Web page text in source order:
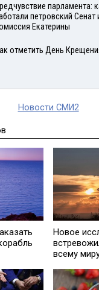
парламента:
петровский
Екатерины
отметить День
Новости СМИ2
Новое
всему